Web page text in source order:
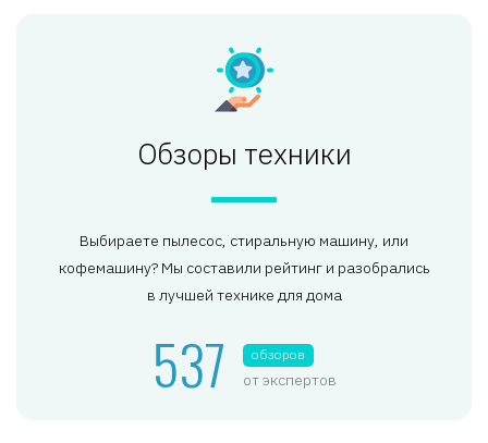
Обзоры техники
Выбираете пылесос, стиральную машину, или
кофемашину? Мы составили рейтинг и разобрались
в лучшей технике для дома
537 обзоров
от экспертов